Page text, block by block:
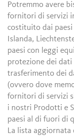
Potremmo avere
fornitori di servizi
costituito dai paesi
Islanda,
paesi con leggi
protezione dei
trasferimento dei
(ovvero dove
fornitori di servizi
i nostri Prodotti e
paesi al di fuori di
La lista aggiornata